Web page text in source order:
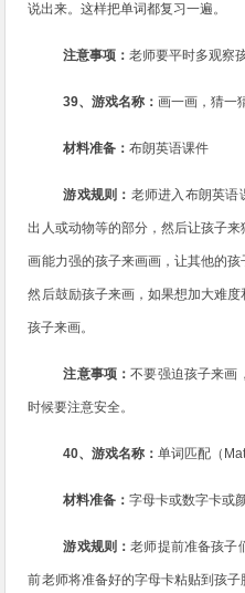
说出来。这样把单词都复习一遍。
注意事项：老师要平时多观察
39、游戏名称：画一画，猜一
材料准备：布朗英语课件
游戏规则： 老师进入布朗英语
出人或动物等的部分，然后让孩子
画能力强的孩子来画画，让其他的孩
然后鼓励孩子来画，如果想加大难
孩子来画。
注意事项：不要强迫孩子来画
时候要注意安全。
40、游戏名称：单词匹配（
材料准备：字母卡或数字卡或
游戏规则：老师提前准备孩子
前老师将准备好的字母卡粘贴到孩